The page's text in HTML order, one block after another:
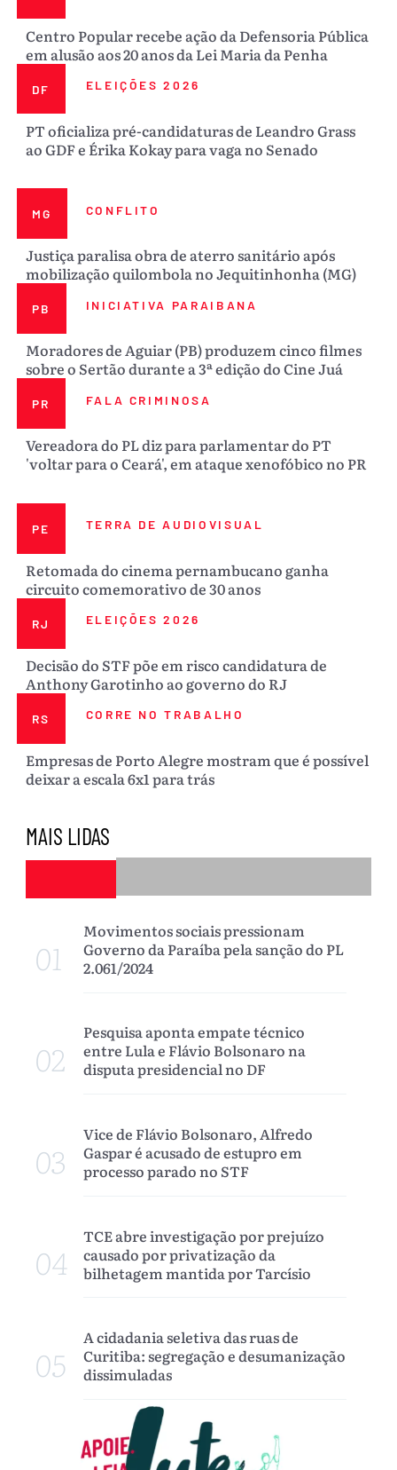
Centro Popular recebe ação da Defensoria Pública
em alusão aos 20 anos da Lei Maria da Penha
DF ELEIÇÕES 2026
PT oficializa pré-candidaturas de Leandro Grass
ao GDF e Érika Kokay para vaga no Senado
MG CONFLITO
Justiça paralisa obra de aterro sanitário após
mobilização quilombola no Jequitinhonha (MG)
PB INICIATIVA PARAIBANA
Moradores de Aguiar (PB) produzem cinco filmes
sobre o Sertão durante a 3ª edição do Cine Juá
PR FALA CRIMINOSA
Vereadora do PL diz para parlamentar do PT
'voltar para o Ceará', em ataque xenofóbico no PR
PE TERRA DE AUDIOVISUAL
Retomada do cinema pernambucano ganha
circuito comemorativo de 30 anos
RJ ELEIÇÕES 2026
Decisão do STF põe em risco candidatura de
Anthony Garotinho ao governo do RJ
RS CORRE NO TRABALHO
Empresas de Porto Alegre mostram que é possível
deixar a escala 6x1 para trás
MAIS LIDAS
01
Movimentos sociais pressionam
Governo da Paraíba pela sanção do PL
2.061/2024
02
Pesquisa aponta empate técnico
entre Lula e Flávio Bolsonaro na
disputa presidencial no DF
03
Vice de Flávio Bolsonaro, Alfredo
Gaspar é acusado de estupro em
processo parado no STF
04
TCE abre investigação por prejuízo
causado por privatização da
bilhetagem mantida por Tarcísio
05
A cidadania seletiva das ruas de
Curitiba: segregação e desumanização
dissimuladas